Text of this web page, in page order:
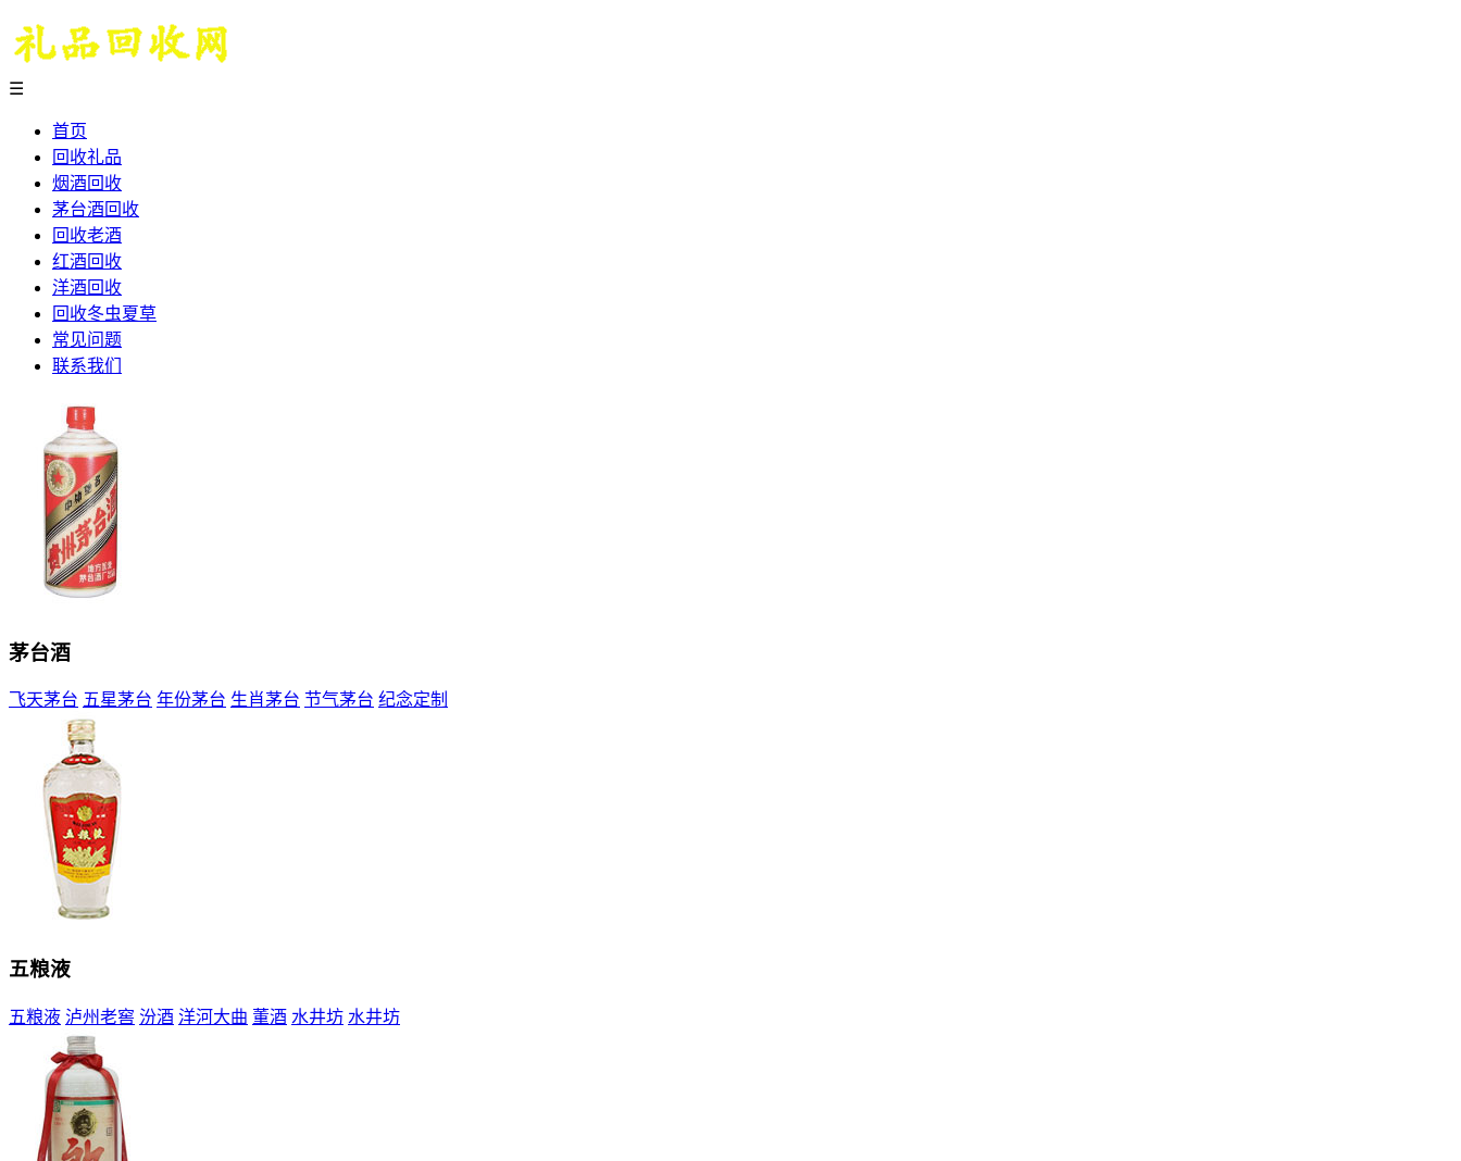
☰
首页
回收礼品
烟酒回收
茅台酒回收
回收老酒
红酒回收
洋酒回收
回收冬虫夏草
常见问题
联系我们
茅台酒
飞天茅台 五星茅台 年份茅台 生肖茅台 节气茅台 纪念定制
五粮液
五粮液 泸州老窖 汾酒 洋河大曲 董酒 水井坊 水井坊